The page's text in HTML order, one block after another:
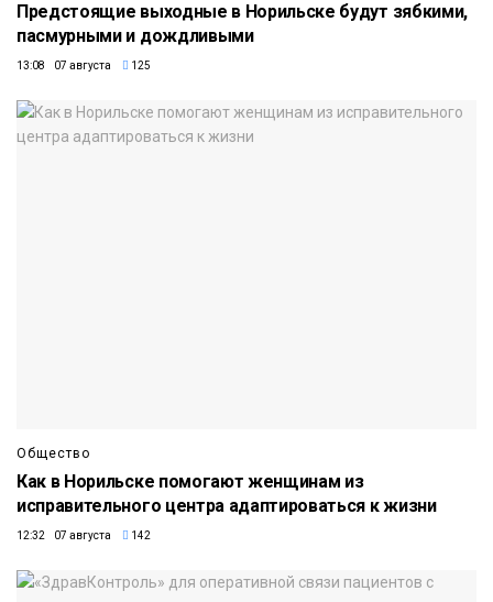
Предстоящие выходные в Норильске будут зябкими,
пасмурными и дождливыми
13:08 07 августа 125
Общество
Как в Норильске помогают женщинам из
исправительного центра адаптироваться к жизни
12:32 07 августа 142